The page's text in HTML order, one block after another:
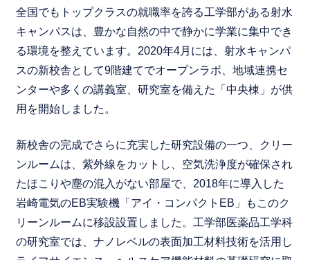
全国でもトップクラスの就職率を誇る工学部がある射水
キャンパスは、豊かな自然の中で静かに学業に集中でき
る環境を整えています。2020年4月には、射水キャンパ
スの新校舎として9階建てでオープンラボ、地域連携セ
ンターや多くの講義室、研究室を備えた「中央棟」が供
用を開始しました。
新校舎の完成でさらに充実した研究設備の一つ、クリー
ンルームは、紫外線をカットし、空気洗浄度が確保され
たほこりや塵の混入がない部屋で、2018年に導入した
岩崎電気のEB実験機「アイ・コンパクトEB」もこのク
リーンルームに移設設置しました。工学部医薬品工学科
の研究室では、ナノレベルの表面加工材料技術を活用し